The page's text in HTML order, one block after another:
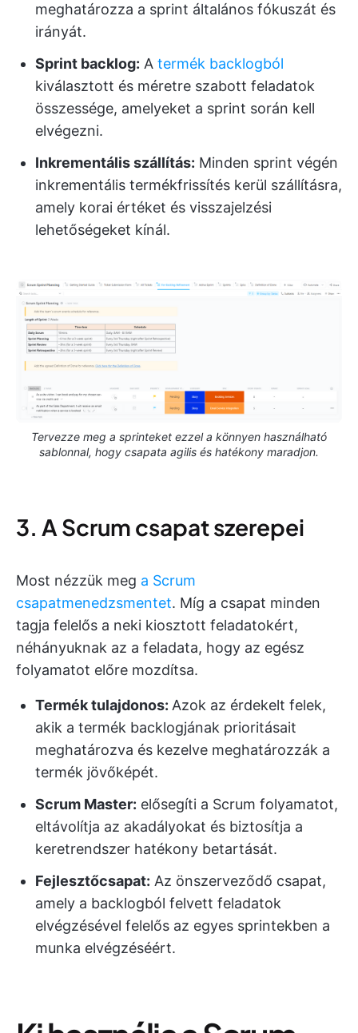
meghatározza a sprint általános fókuszát és
irányát.
Sprint backlog: A termék backlogból
kiválasztott és méretre szabott feladatok
összessége, amelyeket a sprint során kell
elvégezni.
Inkrementális szállítás: Minden sprint végén
inkrementális termékfrissítés kerül szállításra,
amely korai értéket és visszajelzési
lehetőségeket kínál.
Tervezze meg a sprinteket ezzel a könnyen használható
sablonnal, hogy csapata agilis és hatékony maradjon.
3. A Scrum csapat szerepei
Most nézzük meg a Scrum
csapatmenedzsmentet. Míg a csapat minden
tagja felelős a neki kiosztott feladatokért,
néhányuknak az a feladata, hogy az egész
folyamatot előre mozdítsa.
Termék tulajdonos: Azok az érdekelt felek,
akik a termék backlogjának prioritásait
meghatározva és kezelve meghatározzák a
termék jövőképét.
Scrum Master: elősegíti a Scrum folyamatot,
eltávolítja az akadályokat és biztosítja a
keretrendszer hatékony betartását.
Fejlesztőcsapat: Az önszerveződő csapat,
amely a backlogból felvett feladatok
elvégzésével felelős az egyes sprintekben a
munka elvégzéséért.